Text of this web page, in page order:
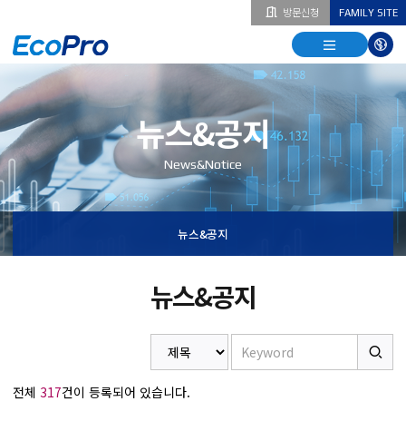
방문신청 FAMILY SITE
열기
열기
다국어
열기
뉴스&공지
News&Notice
뉴스&공지
뉴스&공지
전체 317건이 등록되어 있습니다.